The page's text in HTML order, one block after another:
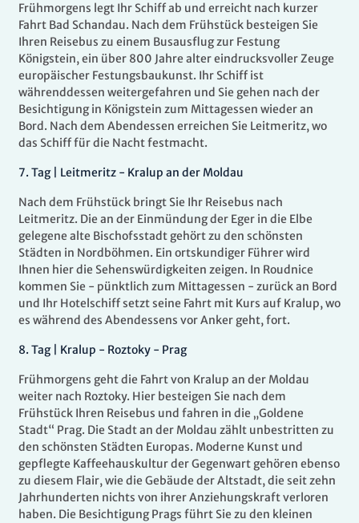
Frühmorgens legt Ihr Schiff ab und erreicht nach kurzer
Fahrt Bad Schandau. Nach dem Frühstück besteigen Sie
Ihren Reisebus zu einem Busausflug zur Festung
Königstein, ein über 800 Jahre alter eindrucksvoller Zeuge
europäischer Festungsbaukunst. Ihr Schiff ist
währenddessen weitergefahren und Sie gehen nach der
Besichtigung in Königstein zum Mittagessen wieder an
Bord. Nach dem Abendessen erreichen Sie Leitmeritz, wo
das Schiff für die Nacht festmacht.
7. Tag | Leitmeritz - Kralup an der Moldau
Nach dem Frühstück bringt Sie Ihr Reisebus nach
Leitmeritz. Die an der Einmündung der Eger in die Elbe
gelegene alte Bischofsstadt gehört zu den schönsten
Städten in Nordböhmen. Ein ortskundiger Führer wird
Ihnen hier die Sehenswürdigkeiten zeigen. In Roudnice
kommen Sie - pünktlich zum Mittagessen - zurück an Bord
und Ihr Hotelschiff setzt seine Fahrt mit Kurs auf Kralup, wo
es während des Abendessens vor Anker geht, fort.
8. Tag | Kralup - Roztoky - Prag
Frühmorgens geht die Fahrt von Kralup an der Moldau
weiter nach Roztoky. Hier besteigen Sie nach dem
Frühstück Ihren Reisebus und fahren in die „Goldene
Stadt“ Prag. Die Stadt an der Moldau zählt unbestritten zu
den schönsten Städten Europas. Moderne Kunst und
gepflegte Kaffeehauskultur der Gegenwart gehören ebenso
zu diesem Flair, wie die Gebäude der Altstadt, die seit zehn
Jahrhunderten nichts von ihrer Anziehungskraft verloren
haben. Die Besichtigung Prags führt Sie zu den kleinen